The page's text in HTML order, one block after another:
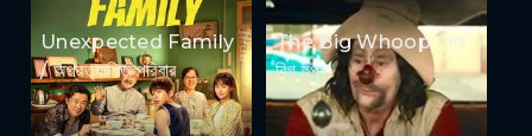
Unexpected Family
/ অপ্রত্যাশিত পরিবার
The Big Whoop / দ্য
বিগ হুপ